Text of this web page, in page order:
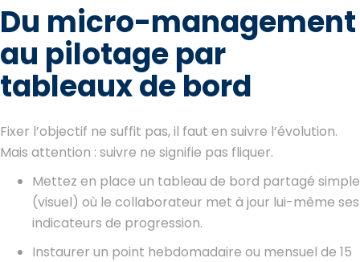
Du micro-management
au pilotage par
tableaux de bord
Fixer l’objectif ne suffit pas, il faut en suivre l’évolution.
Mais attention : suivre ne signifie pas fliquer.
Mettez en place un tableau de bord partagé simple
(visuel) où le collaborateur met à jour lui-même ses
indicateurs de progression.
Instaurer un point hebdomadaire ou mensuel de 15